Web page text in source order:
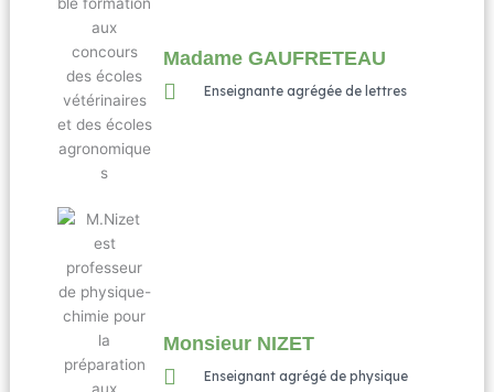
Madame GAUFRETEAU
Enseignante agrégée de lettres
Monsieur NIZET
Enseignant agrégé de physique